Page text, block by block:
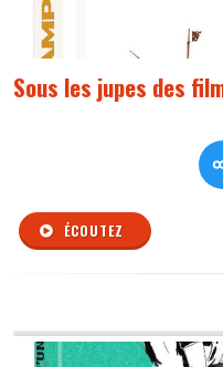
Sous les jupes des
ÉCOUTEZ